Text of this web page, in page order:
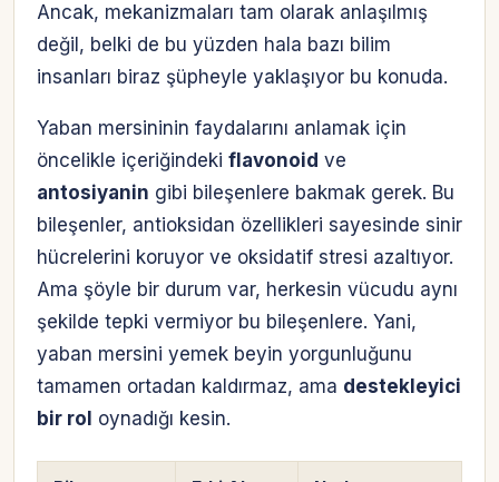
Ancak, mekanizmaları tam olarak anlaşılmış
değil, belki de bu yüzden hala bazı bilim
insanları biraz şüpheyle yaklaşıyor bu konuda.
Yaban mersininin faydalarını anlamak için
öncelikle içeriğindeki flavonoid ve
antosiyanin gibi bileşenlere bakmak gerek. Bu
bileşenler, antioksidan özellikleri sayesinde sinir
hücrelerini koruyor ve oksidatif stresi azaltıyor.
Ama şöyle bir durum var, herkesin vücudu aynı
şekilde tepki vermiyor bu bileşenlere. Yani,
yaban mersini yemek beyin yorgunluğunu
tamamen ortadan kaldırmaz, ama destekleyici
bir rol oynadığı kesin.